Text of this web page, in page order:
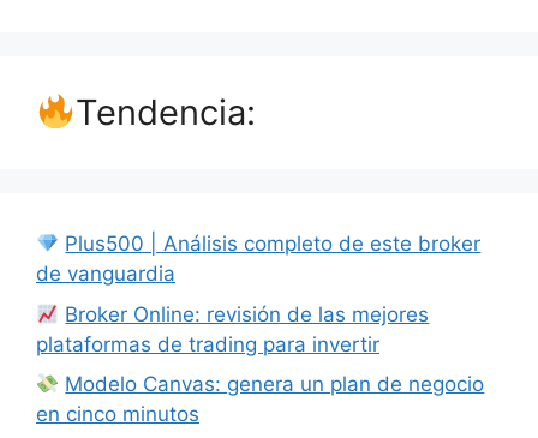
Tendencia:
Plus500 | Análisis completo de este broker
de vanguardia
Broker Online: revisión de las mejores
plataformas de trading para invertir
Modelo Canvas: genera un plan de negocio
en cinco minutos